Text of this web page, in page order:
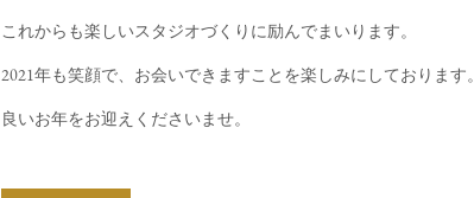
これからも楽しいスタジオづくりに励んでまいります。
2021年も笑顔で、お会いできますことを楽しみにしております。
良いお年をお迎えくださいませ。